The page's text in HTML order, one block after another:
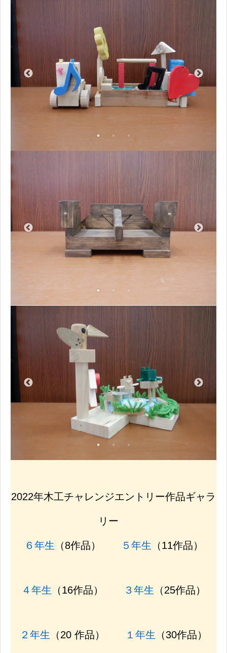
2022年木工チャレンジエントリー作品ギャラ
リー
６年生 （8作品） ５年生 （11作品）
４年生 （16作品） ３年生 （25作品）
２年生 （20 作品） １年生 （30作品）